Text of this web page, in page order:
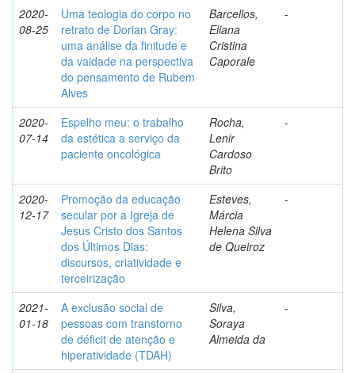
2020-
08-25
Uma teologia do corpo no
retrato de Dorian Gray:
uma análise da finitude e
da vaidade na perspectiva
do pensamento de Rubem
Alves
Barcellos,
Eliana
Cristina
Caporale
-
2020-
07-14
Espelho meu: o trabalho
da estética a serviço da
paciente oncológica
Rocha,
Lenir
Cardoso
Brito
-
2020-
12-17
Promoção da educação
secular por a Igreja de
Jesus Cristo dos Santos
dos Últimos Dias:
discursos, criatividade e
terceirização
Esteves,
Márcia
Helena Silva
de Queiroz
-
2021-
01-18
A exclusão social de
pessoas com transtorno
de déficit de atenção e
hiperatividade (TDAH)
Silva,
Soraya
Almeida da
-